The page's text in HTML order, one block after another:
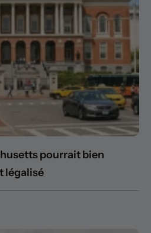
pourrait bien
légalisé